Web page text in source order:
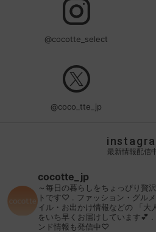
@cocotte_select
@coco_tte_jp
最新情報配信
cocotte_jp
～毎日の暮らしをちょっぴり贅
トです♡
ファッション・グル
イル・お出かけ情報などの 「大
をいち早くお届けしています💕
ンド情報も発信中♡